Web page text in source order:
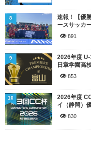
速報！【優
ースサッカ
891
8
2026年度
日章学園高
853
9
2026年度
イ（静岡）
830
10